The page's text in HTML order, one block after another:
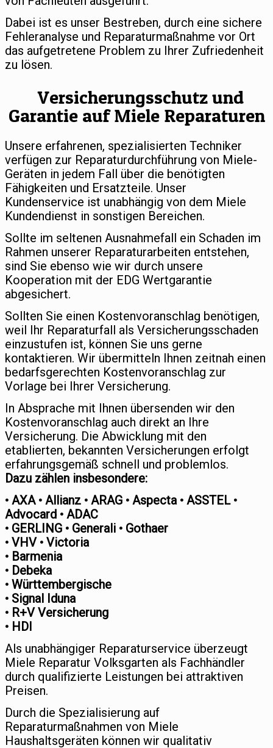
Dabei ist es unser Bestreben, durch eine sichere
Fehleranalyse und Reparaturmaßnahme vor Ort
das aufgetretene Problem zu Ihrer Zufriedenheit
zu lösen.
Versicherungsschutz und
Garantie auf Miele Reparaturen
Unsere erfahrenen, spezialisierten Techniker
verfügen zur Reparaturdurchführung von Miele-
Geräten in jedem Fall über die benötigten
Fähigkeiten und Ersatzteile. Unser
Kundenservice ist unabhängig von dem Miele
Kundendienst in sonstigen Bereichen.
Sollte im seltenen Ausnahmefall ein Schaden im
Rahmen unserer Reparaturarbeiten entstehen,
sind Sie ebenso wie wir durch unsere
Kooperation mit der EDG Wertgarantie
abgesichert.
Sollten Sie einen Kostenvoranschlag benötigen,
weil Ihr Reparaturfall als Versicherungsschaden
einzustufen ist, können Sie uns gerne
kontaktieren. Wir übermitteln Ihnen zeitnah einen
bedarfsgerechten Kostenvoranschlag zur
Vorlage bei Ihrer Versicherung.
In Absprache mit Ihnen übersenden wir den
Kostenvoranschlag auch direkt an Ihre
Versicherung. Die Abwicklung mit den
etablierten, bekannten Versicherungen erfolgt
erfahrungsgemäß schnell und problemlos.
Dazu zählen insbesondere:
• AXA • Allianz • ARAG • Aspecta • ASSTEL •
Advocard • ADAC
• GERLING • Generali • Gothaer
• VHV • Victoria
• Barmenia
• Debeka
• Württembergische
• Signal Iduna
• R+V Versicherung
• HDI
Als unabhängiger Reparaturservice überzeugt
Miele Reparatur Volksgarten als Fachhändler
durch qualifizierte Leistungen bei attraktiven
Preisen.
Durch die Spezialisierung auf
Reparaturmaßnahmen von Miele
Haushaltsgeräten können wir qualitativ